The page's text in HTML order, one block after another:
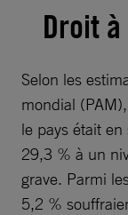
Droit
Selon les
mondial
le pays était
29,3 % à un
grave. Parmi
5,2 %